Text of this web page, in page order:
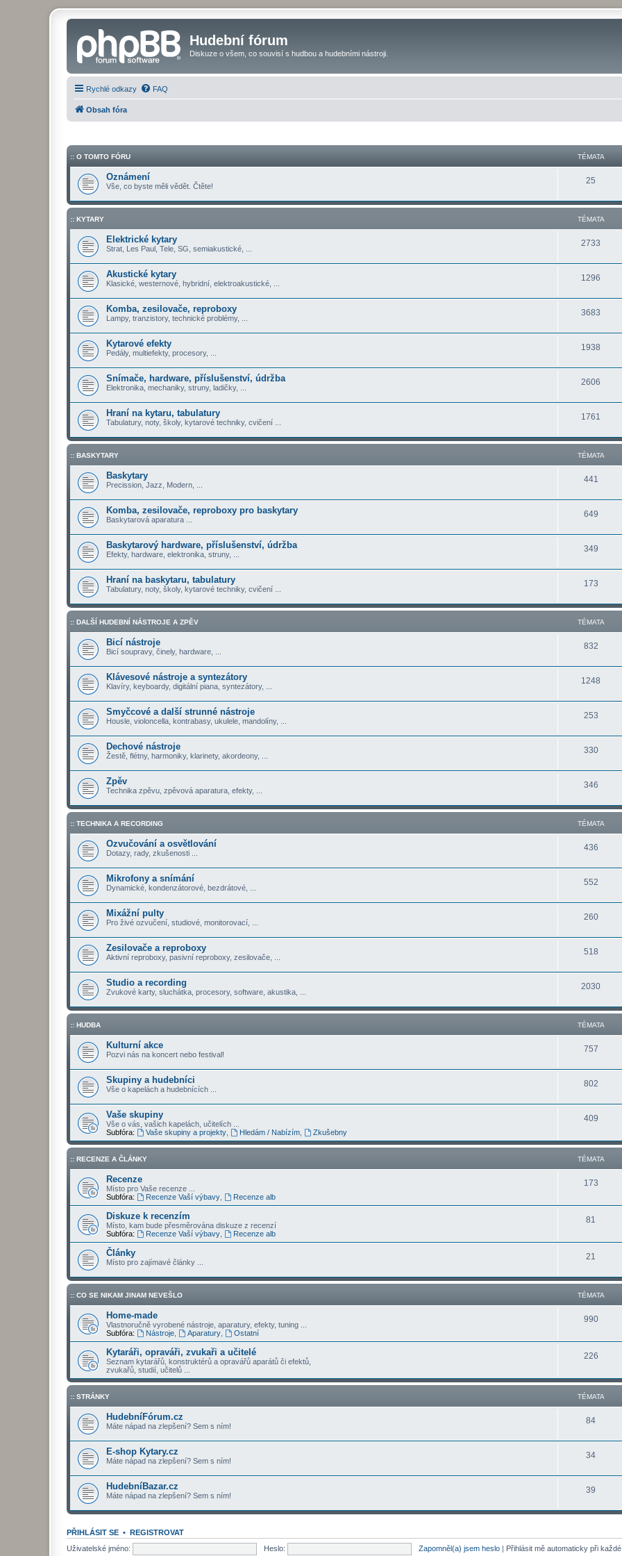
Hudební fórum
Diskuze o všem, co souvisí s hudbou a hudebními nástroji.
Rychlé odkazy FAQ
Obsah fóra
:: O TOMTO FÓRU TÉMATA
Oznámení
Vše, co byste měli vědět. Čtěte!
25
:: KYTARY TÉMATA
Elektrické kytary
Strat, Les Paul, Tele, SG, semiakustické, ...
2733
Akustické kytary
Klasické, westernové, hybridní, elektroakustické, ...
1296
Komba, zesilovače, reproboxy
Lampy, tranzistory, technické problémy, ...
3683
Kytarové efekty
Pedály, multiefekty, procesory, ...
1938
Snímače, hardware, příslušenství, údržba
Elektronika, mechaniky, struny, ladičky, ...
2606
Hraní na kytaru, tabulatury
Tabulatury, noty, školy, kytarové techniky, cvičení ...
1761
:: BASKYTARY TÉMATA
Baskytary
Precission, Jazz, Modern, ...
441
Komba, zesilovače, reproboxy pro baskytary
Baskytarová aparatura ...
649
Baskytarový hardware, příslušenství, údržba
Efekty, hardware, elektronika, struny, ...
349
Hraní na baskytaru, tabulatury
Tabulatury, noty, školy, kytarové techniky, cvičení ...
173
:: DALŠÍ HUDEBNÍ NÁSTROJE A ZPĚV TÉMATA
Bicí nástroje
Bicí soupravy, činely, hardware, ...
832
Klávesové nástroje a syntezátory
Klavíry, keyboardy, digitální piana, syntezátory, ...
1248
Smyčcové a další strunné nástroje
Housle, violoncella, kontrabasy, ukulele, mandolíny, ...
253
Dechové nástroje
Žestě, flétny, harmoniky, klarinety, akordeony, ...
330
Zpěv
Technika zpěvu, zpěvová aparatura, efekty, ...
346
:: TECHNIKA A RECORDING TÉMATA
Ozvučování a osvětlování
Dotazy, rady, zkušenosti ...
436
Mikrofony a snímání
Dynamické, kondenzátorové, bezdrátové, ...
552
Mixážní pulty
Pro živé ozvučení, studiové, monitorovací, ...
260
Zesilovače a reproboxy
Aktivní reproboxy, pasivní reproboxy, zesilovače, ...
518
Studio a recording
Zvukové karty, sluchátka, procesory, software, akustika, ...
2030
:: HUDBA TÉMATA
Kulturní akce
Pozvi nás na koncert nebo festival!
757
Skupiny a hudebníci
Vše o kapelách a hudebnících ...
802
Vaše skupiny
Vše o vás, vašich kapelách, učitelích ...
Subfóra:
Vaše skupiny a projekty, Hledám / Nabízím, Zkušebny
409
:: RECENZE A ČLÁNKY TÉMATA
Recenze
Místo pro Vaše recenze ...
Subfóra:
Recenze Vaší výbavy, Recenze alb
173
Diskuze k recenzím
Místo, kam bude přesměrována diskuze z recenzí
Subfóra:
Recenze Vaší výbavy, Recenze alb
81
Články
Místo pro zajímavé články ...
21
:: CO SE NIKAM JINAM NEVEŠLO TÉMATA
Home-made
Vlastnoručně vyrobené nástroje, aparatury, efekty, tuning ...
Subfóra:
Nástroje, Aparatury, Ostatní
990
Kytaráři, opraváři, zvukaři a učitelé
Seznam kytarářů, konstruktérů a opravářů aparátů či efektů,
zvukařů, studií, učitelů ...
226
:: STRÁNKY TÉMATA
HudebníFórum.cz
Máte nápad na zlepšení? Sem s ním!
84
E-shop Kytary.cz
Máte nápad na zlepšení? Sem s ním!
34
HudebníBazar.cz
Máte nápad na zlepšení? Sem s ním!
39
PŘIHLÁSIT SE • REGISTROVAT
Uživatelské jméno:
Heslo: Zapomněl(a) jsem heslo | Přihlásit mě automaticky při